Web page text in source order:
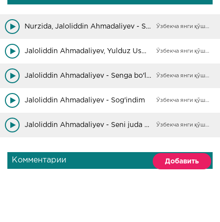
Nurzida, Jaloliddin Ahmadaliyev - Sog‘indim Ўзбекча янги қўшиқлар
Jaloliddin Ahmadaliyev, Yulduz Usmonova - Sog'indim Ўзбекча янги қўшиқлар
Jaloliddin Ahmadaliyev - Senga bo'lgan humorim aldab Ўзбекча янги қўшиқлар
Jaloliddin Ahmadaliyev - Sog'indim Ўзбекча янги қўшиқлар
Jaloliddin Ahmadaliyev - Seni juda sog'indim Ўзбекча янги қўшиқлар
Комментарии Добавить